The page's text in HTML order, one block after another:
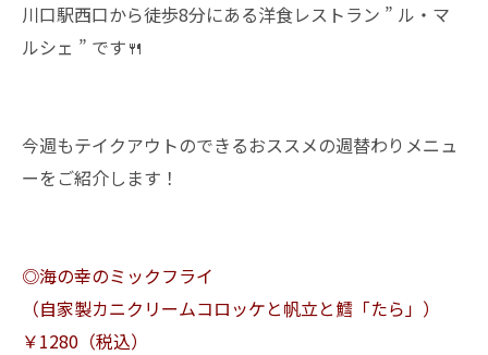
川口駅西口から徒歩8分にある洋食レストラン ” ル・マ
ルシェ ” です🍴
今週もテイクアウトのできるおススメの週替わりメニュ
ーをご紹介します！
◎海の幸のミックフライ
（自家製カニクリームコロッケと帆立と鱈「たら」）
￥1280（税込）